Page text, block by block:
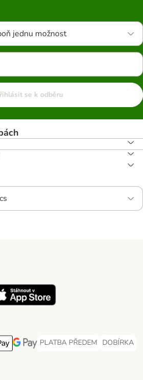
jednu možnost
se k odběru
Method
Method
pay Payment Method
GooglePay Payment Method
PLATBA PŘEDEM
PLATBA PŘEDEM Payment
DOBÍRKA
DOBÍRKA